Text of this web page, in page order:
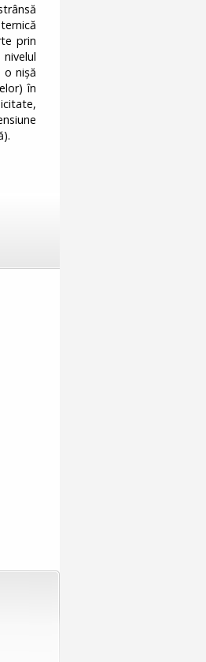
prin
o nișă
în